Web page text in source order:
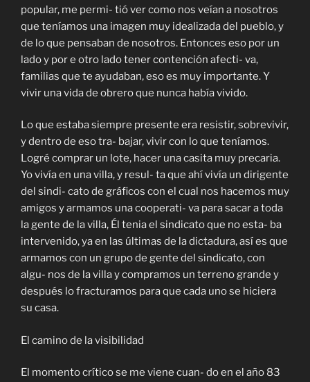
popular, me permi- tió ver como nos veían a nosotros
que teníamos una imagen muy idealizada del pueblo, y
de lo que pensaban de nosotros. Entonces eso por un
lado y por e otro lado tener contención afecti- va,
familias que te ayudaban, eso es muy importante. Y
vivir una vida de obrero que nunca había vivido.
Lo que estaba siempre presente era resistir, sobrevivir,
y dentro de eso tra- bajar, vivir con lo que teníamos.
Logré comprar un lote, hacer una casita muy precaria.
Yo vivía en una villa, y resul- ta que ahí vivía un dirigente
del sindi- cato de gráficos con el cual nos hacemos muy
amigos y armamos una cooperati- va para sacar a toda
la gente de la villa, Él tenia el sindicato que no esta- ba
intervenido, ya en las últimas de la dictadura, así es que
armamos con un grupo de gente del sindicato, con
algu- nos de la villa y compramos un terreno grande y
después lo fracturamos para que cada uno se hiciera
su casa.
El camino de la visibilidad
El momento crítico se me viene cuan- do en el año 83